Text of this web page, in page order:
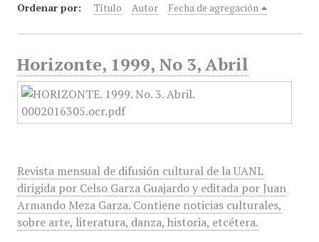
Ordenar por: Título Autor Fecha de agregación
Horizonte, 1999, No 3, Abril
Revista mensual de difusión cultural de la UANL
dirigida por Celso Garza Guajardo y editada por Juan
Armando Meza Garza. Contiene noticias culturales,
sobre arte, literatura, danza, historia, etcétera.